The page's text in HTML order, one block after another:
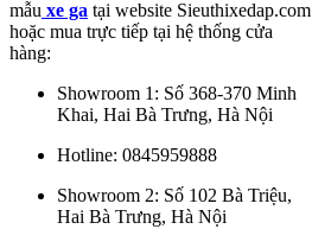
mẫu xe ga tại website Sieuthixedap.com
hoặc mua trực tiếp tại hệ thống cửa
hàng:
Showroom 1: Số 368-370 Minh
Khai, Hai Bà Trưng, Hà Nội
Hotline: 0845959888
Showroom 2: Số 102 Bà Triệu,
Hai Bà Trưng, Hà Nội